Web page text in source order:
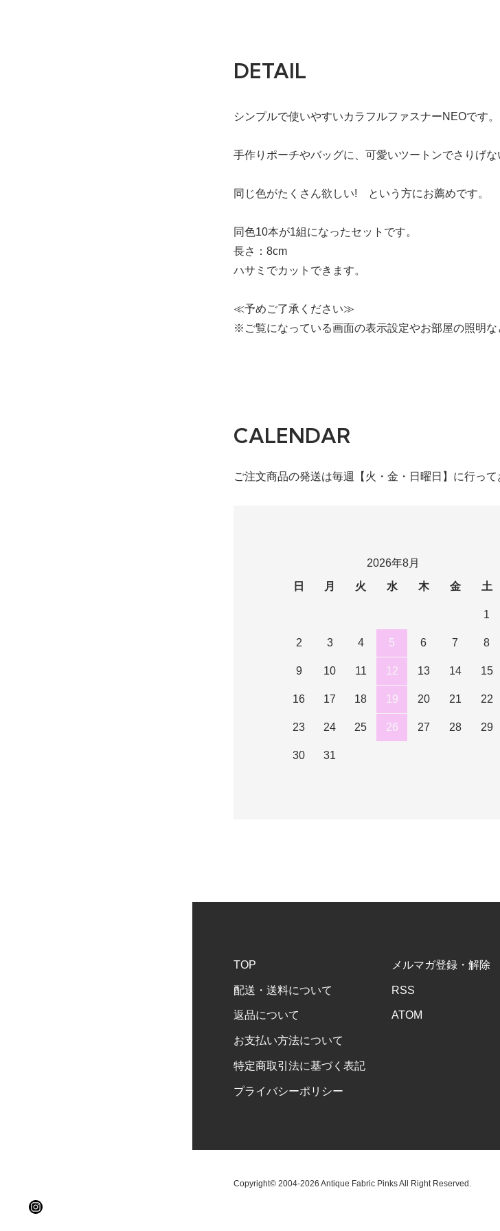
DETAIL
シンプルで使いやすいカラフルファスナーNEOです。
手作りポーチやバッグに、可愛いツートンでさりげな
同じ色がたくさん欲しい! という方にお薦めです。
同色10本が1組になったセットです。
長さ：8cm
ハサミでカットできます。
≪予めご了承ください≫
※ご覧になっている画面の表示設定やお部屋の照明
CALENDAR
ご注文商品の発送は毎週【火・金・日曜日】に行って
2026年8月
日
月 火 水 木 金 土
1
2 3 4 5 6 7 8
9 10 11 12 13 14 15
16 17 18 19 20 21 22
23 24 25 26 27 28 29
30 31
TOP
配送・送料について
返品について
お支払い方法について
特定商取引法に基づく表記
プライバシーポリシー
メルマガ登録・解除
RSS
ATOM
Copyright© 2004-2026 Antique Fabric Pinks All Right Reserved.